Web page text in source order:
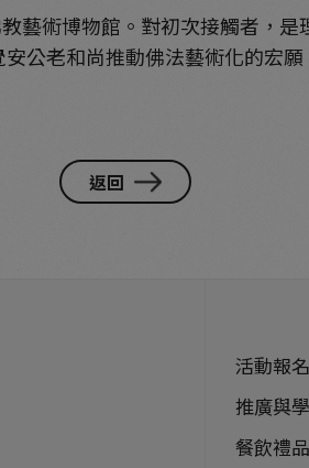
藝術博物館。對初次接觸者，
公老和尚推動佛法藝術化的宏
返回
活動報名
推廣與
餐飲禮品